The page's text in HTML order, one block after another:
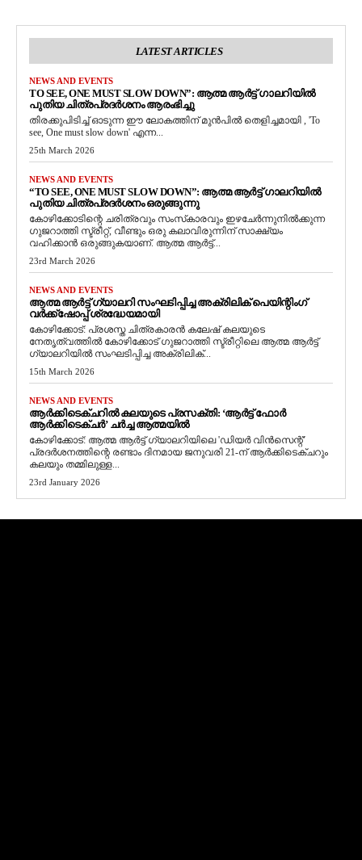
LATEST ARTICLES
NEWS AND EVENTS
TO SEE, ONE MUST SLOW DOWN”: ആത്മ ആർട്ട് ഗാലറിയിൽ
പുതിയ ചിത്രപ്രദർശനം ആരംഭിച്ചു
തിരക്കുപിടിച്ച് ഓടുന്ന ഈ ലോകത്തിന് മുൻപിൽ തെളിച്ചമായി , 'To
see, One must slow down' എന്ന...
25th March 2026
NEWS AND EVENTS
“TO SEE, ONE MUST SLOW DOWN”: ആത്മ ആർട്ട് ഗാലറിയിൽ
പുതിയ ചിത്രപ്രദർശനം ഒരുങ്ങുന്നു
കോഴിക്കോടിന്റെ ചരിത്രവും സംസ്‌കാരവും ഇഴചേർന്നുനിൽക്കുന്ന
ഗുജറാത്തി സ്ട്രീറ്റ്, വീണ്ടും ഒരു കലാവിരുന്നിന് സാക്ഷ്യം
വഹിക്കാൻ ഒരുങ്ങുകയാണ്. ആത്മ ആർട്ട്...
23rd March 2026
NEWS AND EVENTS
ആത്മ ആർട്ട് ഗ്യാലറി സംഘടിപ്പിച്ച അക്രിലിക് പെയിന്റിംഗ്
വർക്ക്‌ഷോപ്പ് ശ്രദ്ധേയമായി
കോഴിക്കോട്: പ്രശസ്ത ചിത്രകാരൻ കലേഷ് കലയുടെ
നേതൃത്വത്തിൽ കോഴിക്കോട് ഗുജറാത്തി സ്ട്രീറ്റിലെ ആത്മ ആർട്ട്
ഗ്യാലറിയിൽ സംഘടിപ്പിച്ച അക്രിലിക്...
15th March 2026
NEWS AND EVENTS
ആർക്കിടെക്ചറിൽ കലയുടെ പ്രസക്തി: ‘ആർട്ട് ഫോർ
ആർക്കിടെക്ചർ’ ചർച്ച ആത്മയിൽ
​കോഴിക്കോട്: ആത്മ ആർട്ട് ഗ്യാലറിയിലെ 'ഡിയർ വിൻസെന്റ്'
പ്രദർശനത്തിന്റെ രണ്ടാം ദിനമായ ജനുവരി 21-ന് ആർക്കിടെക്ചറും
കലയും തമ്മിലുള്ള...
23rd January 2026